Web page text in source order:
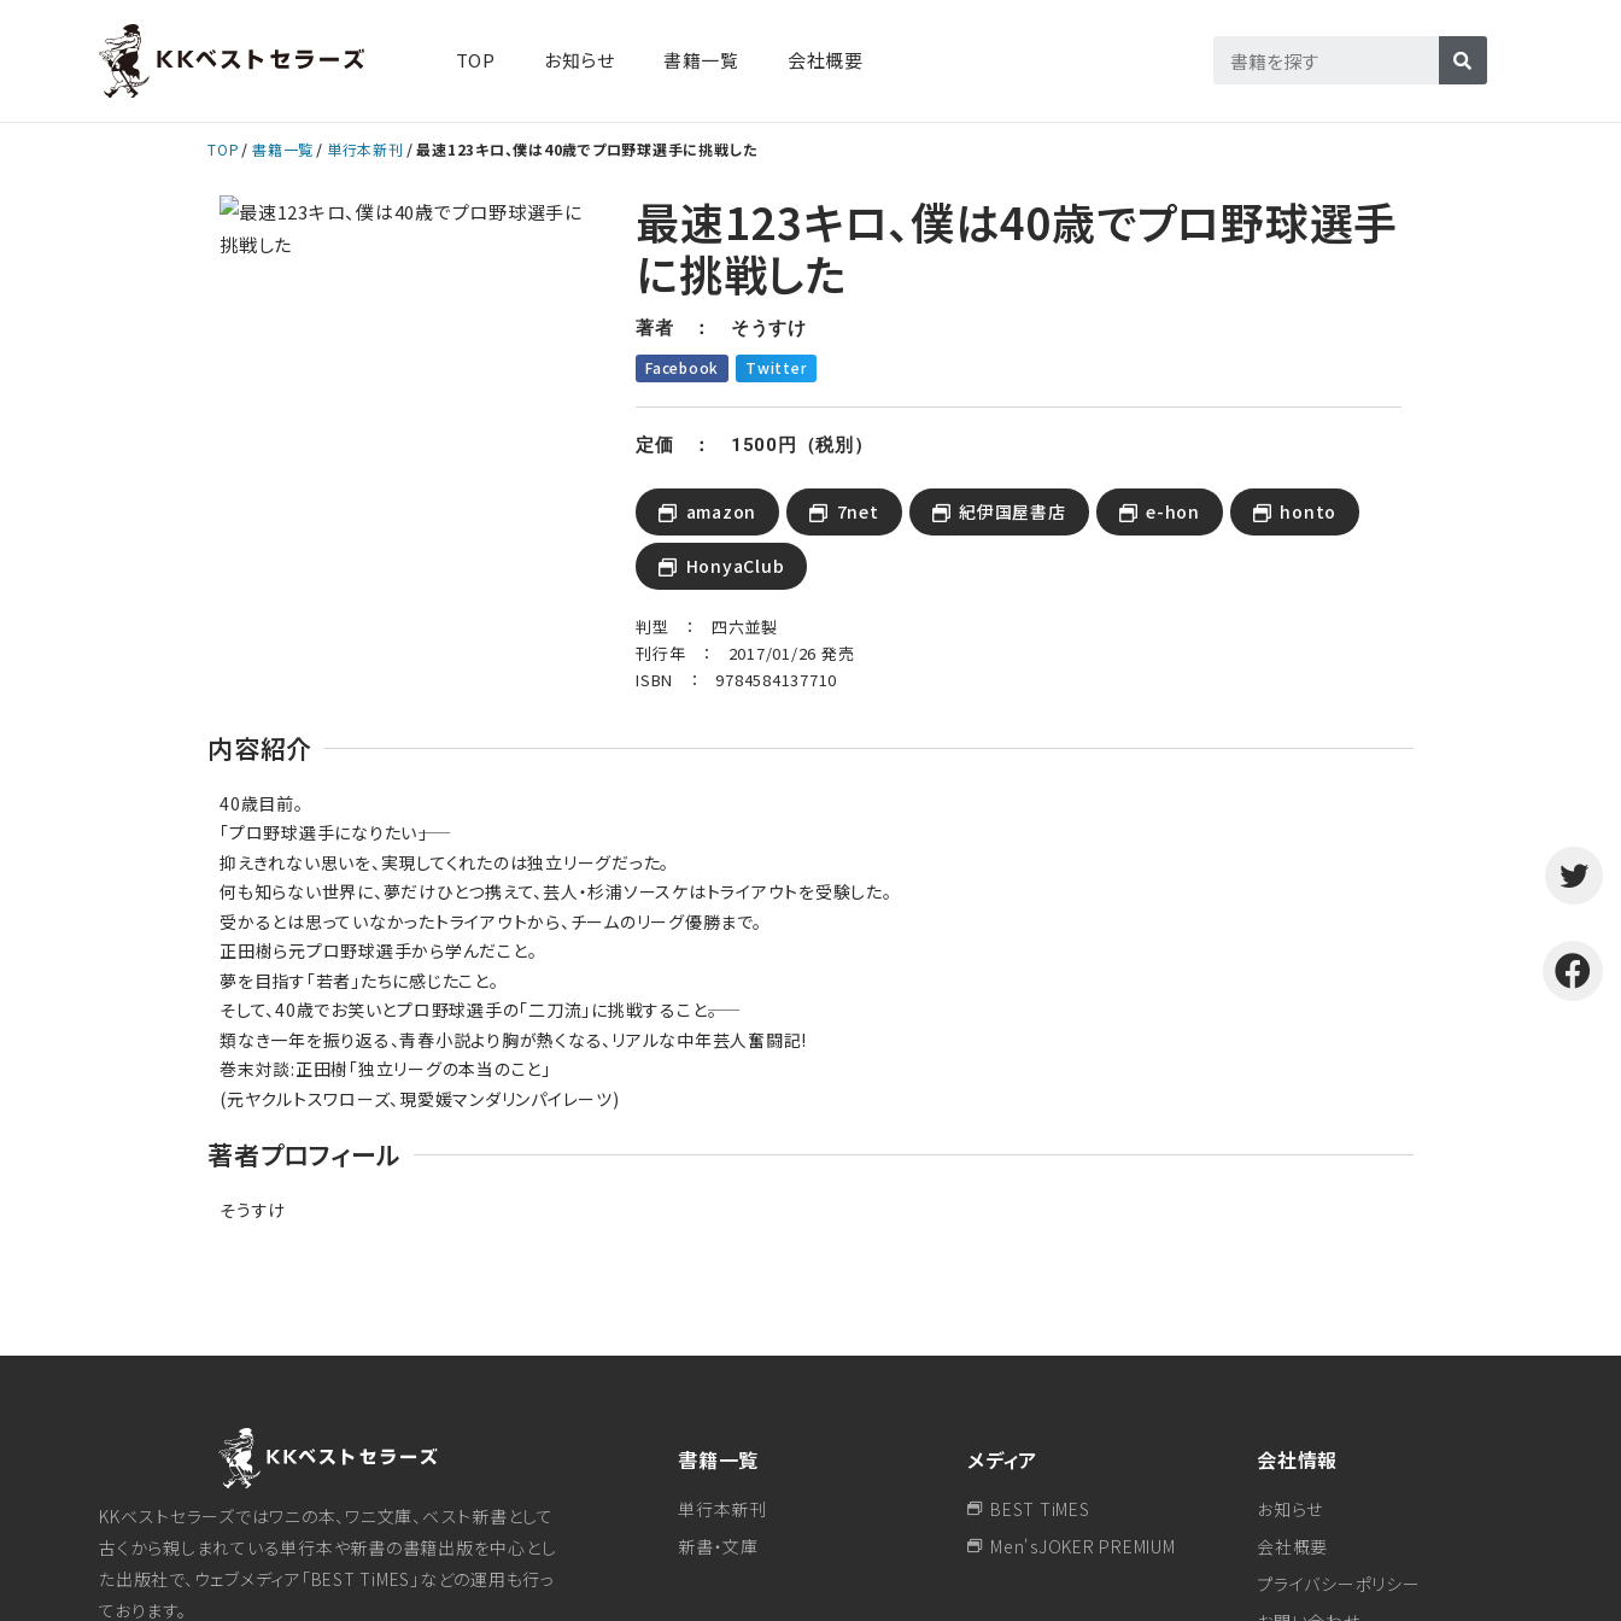
TOP お知らせ 書籍一覧​ 会社概要
TOP 書籍一覧 単行本新刊 最速123キロ、僕は40歳でプロ野球選手に挑戦した
最速123キロ、僕は40歳でプロ野球選手
に挑戦した
著者 ： そうすけ
Facebook Twitter
定価 ： 1500円（税別）
amazon 7net 紀伊国屋書店 e-hon honto
HonyaClub
判型 ： 四六並製
刊行年 ： 2017/01/26 発売
ISBN ： 9784584137710
内容紹介
40歳目前。
「プロ野球選手になりたい――」
抑えきれない思いを、実現してくれたのは独立リーグだった。
何も知らない世界に、夢だけひとつ携えて、芸人・杉浦ソースケはトライアウトを受験した。
受かるとは思っていなかったトライアウトから、チームのリーグ優勝まで。
正田樹ら元プロ野球選手から学んだこと。
夢を目指す「若者」たちに感じたこと。
そして、40歳でお笑いとプロ野球選手の「二刀流」に挑戦すること――。
類なき一年を振り返る、青春小説より胸が熱くなる、リアルな中年芸人奮闘記!
巻末対談:正田樹「独立リーグの本当のこと」
(元ヤクルトスワローズ、現愛媛マンダリンパイレーツ)
著者プロフィール
そうすけ
KKベストセラーズではワニの本、ワニ文庫、ベスト新書として
古くから親しまれている単行本や新書の書籍出版を中心とし
た出版社で、ウェブメディア「BEST TiMES」などの運用も行っ
ております。
書籍一覧
単行本新刊
新書・文庫
メディア
BEST TiMES
Men'sJOKER PREMIUM
会社情報
お知らせ
会社概要
プライバシーポリシー